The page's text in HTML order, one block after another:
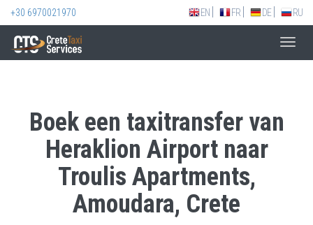
+30 6970021970 EN FR DE RU
Boek een taxitransfer van
Heraklion Airport naar
Troulis Apartments,
Amoudara, Crete